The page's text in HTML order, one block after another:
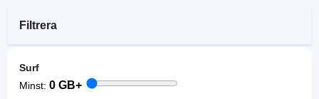
Filtrera
Surf
Minst:0 GB+